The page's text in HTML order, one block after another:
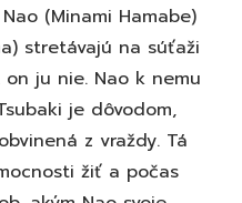
(Minami Hamabe)
stretávajú na súťaži
on ju nie. Nao k nemu
je dôvodom,
z vraždy. Tá
žiť a počas